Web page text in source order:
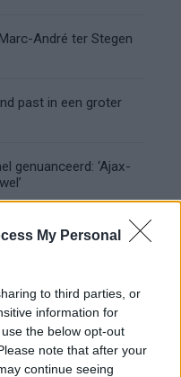
My Personal
to third parties, or
information for
the below opt-out
note that after your
continue seeing
André ter Stegen
past in een groter
genuanceerd: ‘Ajax-
Ajax: Blind coacht,
wordt gebeld
na gemiste
naast Míchel worden